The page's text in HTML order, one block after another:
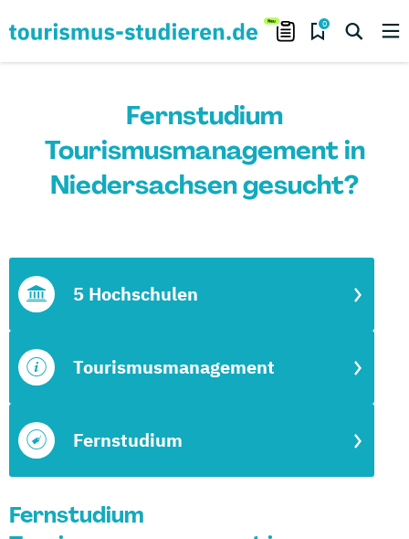
0
Fernstudium
Tourismusmanagement in
Niedersachsen gesucht?
Fernstudium
Tourismusmanagement
5 Hochschulen
Fernstudium